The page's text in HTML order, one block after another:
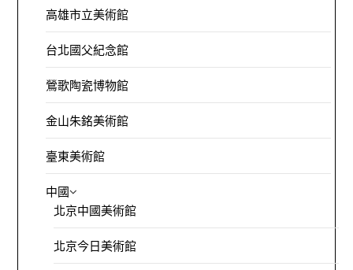
高雄市立美術館
台北國父紀念館
鶯歌陶瓷博物館
金山朱銘美術館
臺東美術館
中國
北京中國美術館
北京今日美術館